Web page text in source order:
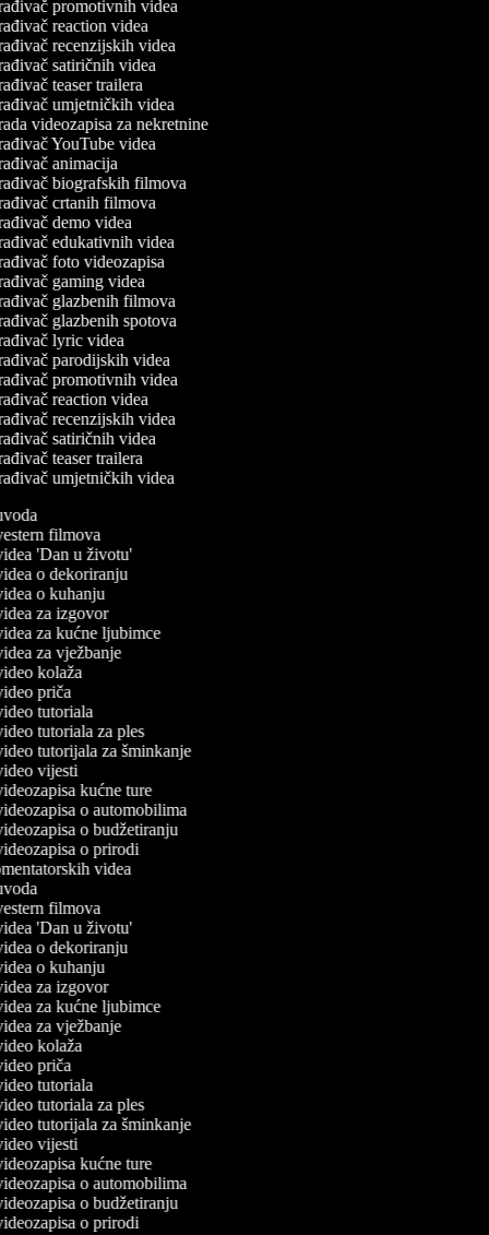
promotivnih videa
reaction videa
recenzijskih videa
satiričnih videa
teaser trailera
umjetničkih videa
videozapisa za nekretnine
YouTube videa
animacija
biografskih filmova
crtanih filmova
demo videa
edukativnih videa
foto videozapisa
gaming videa
glazbenih filmova
glazbenih spotova
lyric videa
parodijskih videa
promotivnih videa
reaction videa
recenzijskih videa
satiričnih videa
teaser trailera
umjetničkih videa
filmova
'Dan u životu'
o dekoriranju
o kuhanju
za izgovor
za kućne ljubimce
za vježbanje
kolaža
priča
tutoriala
tutoriala za ples
tutorijala za šminkanje
vijesti
kućne ture
o automobilima
o budžetiranju
o prirodi
videa
filmova
'Dan u životu'
o dekoriranju
o kuhanju
za izgovor
za kućne ljubimce
za vježbanje
kolaža
priča
tutoriala
tutoriala za ples
tutorijala za šminkanje
vijesti
kućne ture
o automobilima
o budžetiranju
o prirodi